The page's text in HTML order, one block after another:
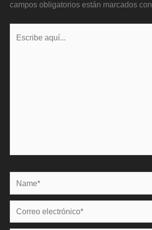
campos obligatorios están marcados con
Name*
Correo
electrónico*